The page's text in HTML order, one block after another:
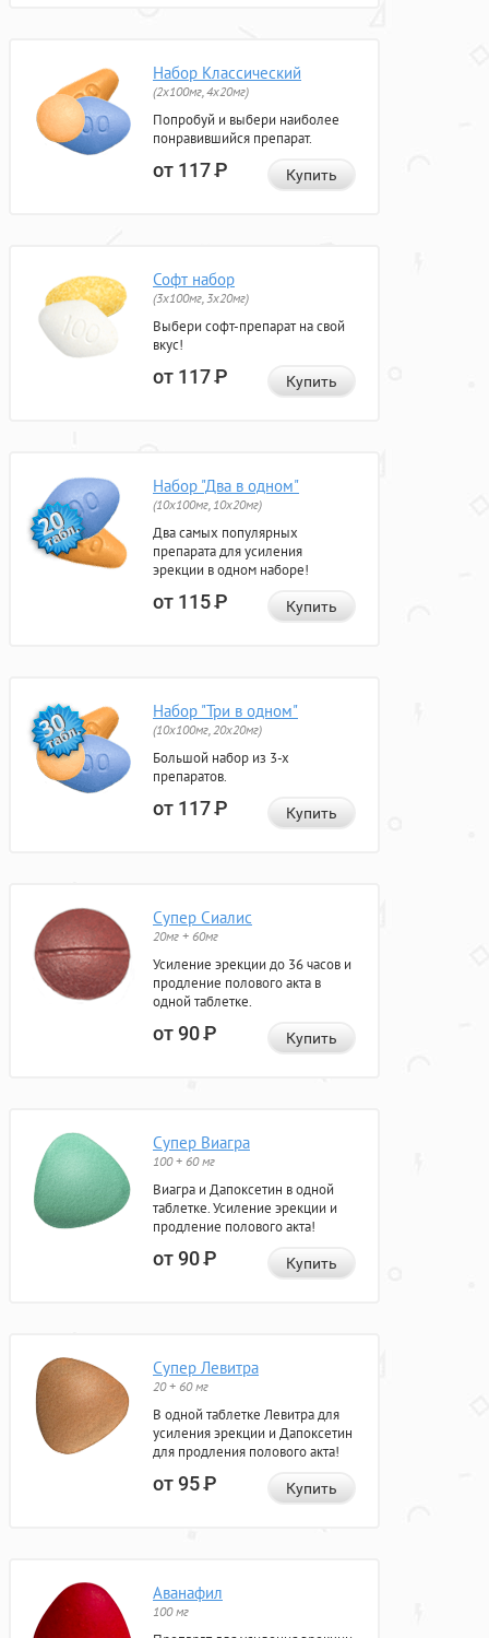
Набор Классический
(2x100мг, 4x20мг)
Попробуй и выбери наиболее
понравившийся препарат.
от 117Р Купить
Софт набор
(3x100мг, 3x20мг)
Выбери софт-препарат на свой
вкус!
от 117Р Купить
Набор "Два в одном"
(10x100мг, 10x20мг)
Два самых популярных
препарата для усиления
эрекции в одном наборе!
от 115Р Купить
Набор "Три в одном"
(10x100мг, 20x20мг)
Большой набор из 3-х
препаратов.
от 117Р Купить
Супер Сиалис
20мг + 60мг
Усиление эрекции до 36 часов и
продление полового акта в
одной таблетке.
от 90Р Купить
Супер Виагра
100 + 60 мг
Виагра и Дапоксетин в одной
таблетке. Усиление эрекции и
продление полового акта!
от 90Р Купить
Супер Левитра
20 + 60 мг
В одной таблетке Левитра для
усиления эрекции и Дапоксетин
для продления полового акта!
от 95Р Купить
Аванафил
100 мг